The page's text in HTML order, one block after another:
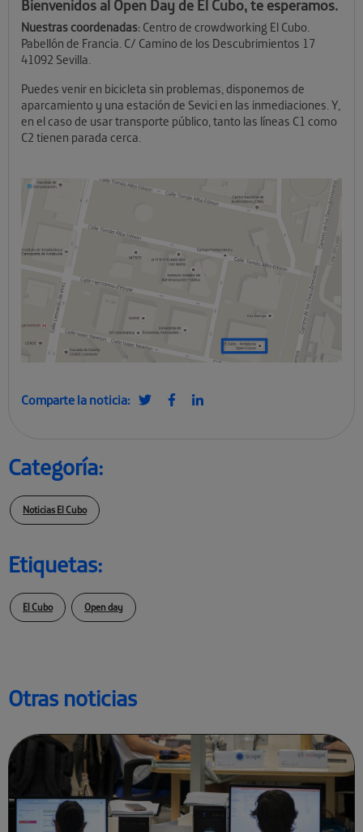
Otras noticias
Bienvenidos al Open Day de El Cubo, te esperamos.
Nuestras coordenadas: Centro de crowdworking El Cubo.
Pabellón de Francia. C/ Camino de los Descubrimientos 17
41092 Sevilla.
Puedes venir en bicicleta sin problemas, disponemos de
aparcamiento y una estación de Sevici en las inmediaciones. Y,
en el caso de usar transporte público, tanto las líneas C1 como
C2 tienen parada cerca.
Comparte la noticia:
Categoría:
Noticias El Cubo
Etiquetas:
El Cubo Open day